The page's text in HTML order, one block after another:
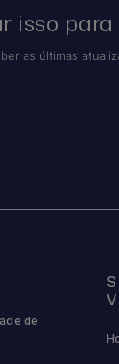
isso
as últimas
de